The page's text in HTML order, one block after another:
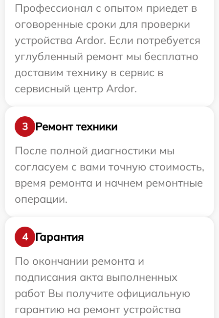
Профессионал с опытом приедет в
оговоренные сроки для проверки
устройства Ardor. Если потребуется
углубленный ремонт мы бесплатно
доставим технику в сервис в
сервисный центр Ardor.
3
Ремонт техники
После полной диагностики мы
согласуем с вами точную стоимость,
время ремонта и начнем ремонтные
операции.
4
Гарантия
По окончании ремонта и
подписания акта выполненных
работ Вы получите официальную
гарантию на ремонт устройства